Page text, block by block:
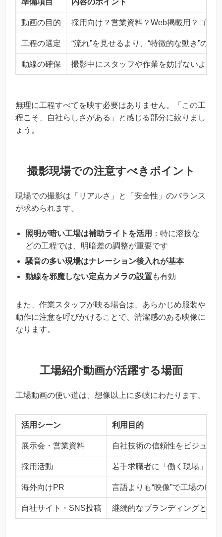
準備項目 内容のポイント
動画の目的 採用向け？営業資料？Web掲載用？ゴー
工程の選定 “流れ”を見せるより、“特徴的な動き”のあ
動線の確保 撮影中にスタッフや作業を妨げないよう
無理に工程すべてを映す必要はありません。「この工
程こそ、自社らしさがある」と感じる部分に絞りまし
ょう。
撮影現場での注意すべきポイント
現場での撮影は「リアルさ」と「安全性」のバランス
が求められます。
照明が暗い工場は補助ライトを活用 ：特に溶接な
どの工程では、明暗差の調整が重要です
騒音の多い現場はナレーション後入れが基本
動線を邪魔しない定点カメラの設置も有効
また、作業スタッフが映る場合は、あらかじめ服装や
動作に注意を呼びかけることで、清潔感のある映像に
なります。
工場紹介動画が活躍する場面
工場動画の使い道は、想像以上に多岐にわたります。
活用シーン 利用目的
展示会・営業資料 自社技術の信頼性をビジュア
採用活動 若手求職者に「働く現場」の
海外向けPR 言語よりも“映像”で工場のレ
自社サイト・SNS投稿 継続的なブランディングとし